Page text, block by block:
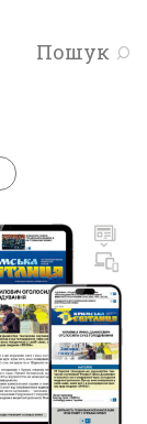
Пошук